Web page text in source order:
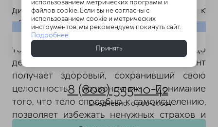
дисбаланс, и часто приводит к
образованию спаек, рубцов и новым
рецидивам. Путь резорбции требует
терпения, обычно он занимает от трех до
девяти месяцев, но в итоге пациент
получает здоровый, сохранивший свою
целостность позвоночник. Понимание
того, что тело способно к самоисцелению,
позволяет избежать ненужных страхов и
8 (800) 555-10-42
Ежедневно: 09.00-21.00
использованием метрических программ и
файлов cookie. Если вы не согласны с
использованием cookie и метрических
инструментов, мы рекомендуем покинуть сайт.
Подробнее
Принять